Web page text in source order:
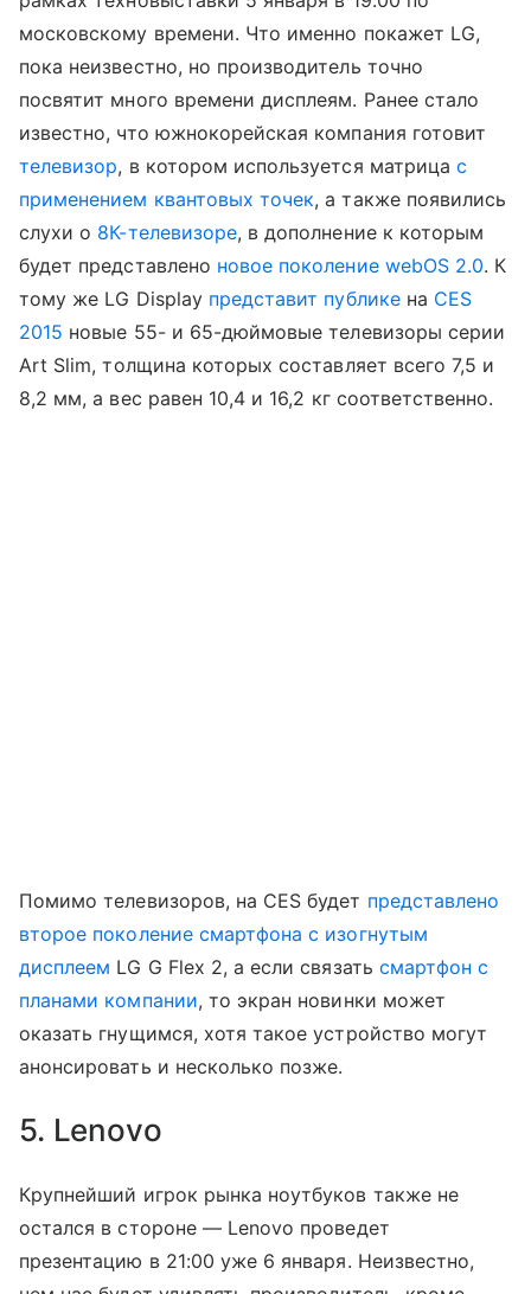
московскому времени. Что именно покажет LG,
пока неизвестно, но производитель точно
посвятит много времени дисплеям. Ранее стало
известно, что южнокорейская компания готовит
телевизор, в котором используется матрицас
применением квантовых точек, а также появились
слухи о 8К-телевизоре, в дополнение к которым
будет представлено новое поколение webOS 2.0. К
тому же LG Display представит публикена CES
2015 новые 55- и 65-дюймовые телевизоры серии
Art Slim, толщина которых составляет всего 7,5 и
8,2 мм, а вес равен 10,4 и 16,2 кг соответственно.
Помимо телевизоров, на CES будет представлено
второе поколение смартфона с изогнутым
дисплеем LG G Flex 2, а если связать смартфон с
планами компании, то экран новинки может
оказать гнущимся, хотя такое устройство могут
анонсировать и несколько позже.
5. Lenovo
Крупнейший игрок рынка ноутбуков также не
остался в стороне — Lenovo проведет
презентацию в 21:00 уже 6 января. Неизвестно,